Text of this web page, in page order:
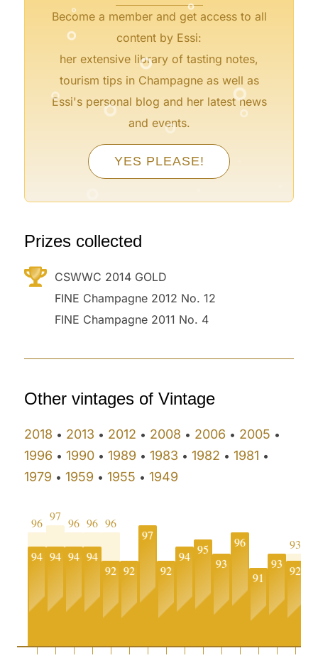
Become a member and get access to all
content by Essi:
her extensive library of tasting notes,
tourism tips in Champagne as well as
Essi's personal blog and her latest news
and events.
YES PLEASE!
°
° °
° °
°
° °
°
°
° ° °
Prizes collected
CSWWC 2014 GOLD
FINE Champagne 2012 No. 12
FINE Champagne 2011 No. 4
Other vintages of Vintage
2018 • 2013 • 2012 • 2008 • 2006 • 2005 •
1996 •1990 •1989 •1983 •1982 •1981 •
1979 •1959 •1955 •1949
96
94
97
94
96
94
96
94
96
92 92
97
92
94 95
93
96
91
93
93
92